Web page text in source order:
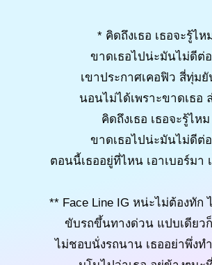
* คิดถึงเธอ เธอจะรู้ไห
ขาดเธอไปน่ะมันไม่ดีต่
เขาประกาศเคอฟิว สี่ทุ่ม
นอนไม่ได้เพราะขาดเธอ
คิดถึงเธอ เธอจะรู้ไหม
ขาดเธอไปน่ะมันไม่ดีต่
ตอนนี้เธออยู่ที่ไหน เอาเบอร์มา
** Face Line IG หน่ะไม่ต้องทัก
ขับรถขึ้นทางด่วน แปบเดียว
ไม่ชอบนั่งรถนาน เธออย่าพึ่งท